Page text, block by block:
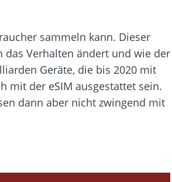
sammeln kann. Dieser
das Verhalten ändert und wie der
Geräte, die bis 2020 mit
mit der eSIM ausgestattet sein.
dann aber nicht zwingend mit